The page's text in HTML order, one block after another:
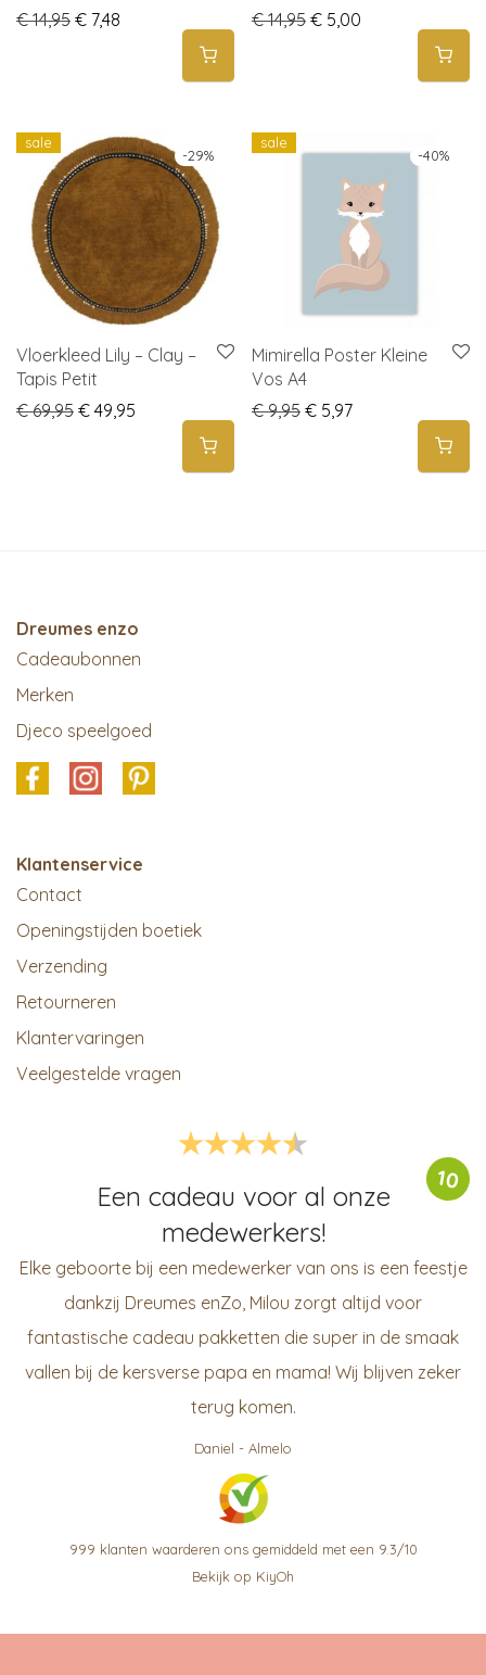
€14,95 Original price was: € 14,95.
€ 7,48 Current price is: € 7,48.
€14,95 Original price was: €
€ 5,00
-29%
sale
Vloerkleed Lily – Clay –
Tapis Petit
€69,95 Original price was: € 69,95.
€ 49,95 Current price is: € 49,95.
-40%
sale
Mimirella Poster Kleine
Vos A4
€9,95 Original price was: €
€ 5,97Current price is:
Dreumes enzo
Cadeaubonnen
Merken
Djeco speelgoed
Klantenservice
Contact
Openingstijden boetiek
Verzending
Retourneren
Klantervaringen
Veelgestelde vragen
10
Een cadeau voor al onze
medewerkers!
Elke geboorte bij een medewerker van ons is een feestje
dankzij Dreumes enZo, Milou zorgt altijd voor
fantastische cadeau pakketten die super in de smaak
vallen bij de kersverse papa en mama! Wij blijven zeker
terug komen.
Daniel - Almelo
999 klanten waarderen ons gemiddeld met een 9.3/10
Bekijk op KiyOh